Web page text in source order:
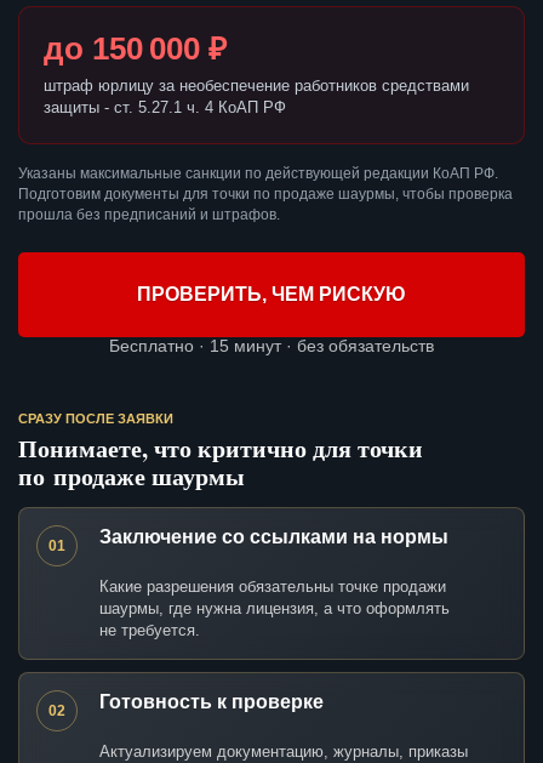
до 150 000 ₽
штраф юрлицу за необеспечение работников средствами
защиты - ст. 5.27.1 ч. 4 КоАП РФ
Указаны максимальные санкции по действующей редакции КоАП РФ.
Подготовим документы для точки по продаже шаурмы, чтобы проверка
прошла без предписаний и штрафов.
ПРОВЕРИТЬ, ЧЕМ РИСКУЮ
Бесплатно · 15 минут · без обязательств
СРАЗУ ПОСЛЕ ЗАЯВКИ
Понимаете, что критично для точки
по продаже шаурмы
01 Заключение со ссылками на нормы
Какие разрешения обязательны точке продажи
шаурмы, где нужна лицензия, а что оформлять
не требуется.
02 Готовность к проверке
Актуализируем документацию, журналы, приказы